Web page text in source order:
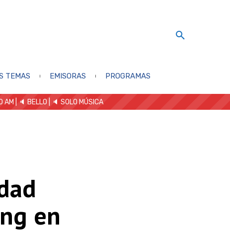
TEMAS EMISORAS PROGRAMAS
AM | 🔈 BELLO 🔈 SOLO MÚSICA
en